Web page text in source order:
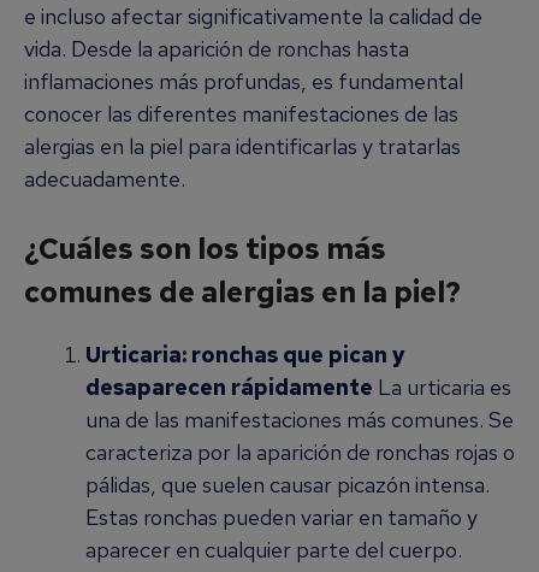
e incluso afectar significativamente la calidad de
vida. Desde la aparición de ronchas hasta
inflamaciones más profundas, es fundamental
conocer las diferentes manifestaciones de las
alergias en la piel para identificarlas y tratarlas
adecuadamente.
¿Cuáles son los tipos más
comunes de alergias en la piel?
Urticaria: ronchas que pican y
desaparecen rápidamente La urticaria es
una de las manifestaciones más comunes. Se
caracteriza por la aparición de ronchas rojas o
pálidas, que suelen causar picazón intensa.
Estas ronchas pueden variar en tamaño y
aparecer en cualquier parte del cuerpo.